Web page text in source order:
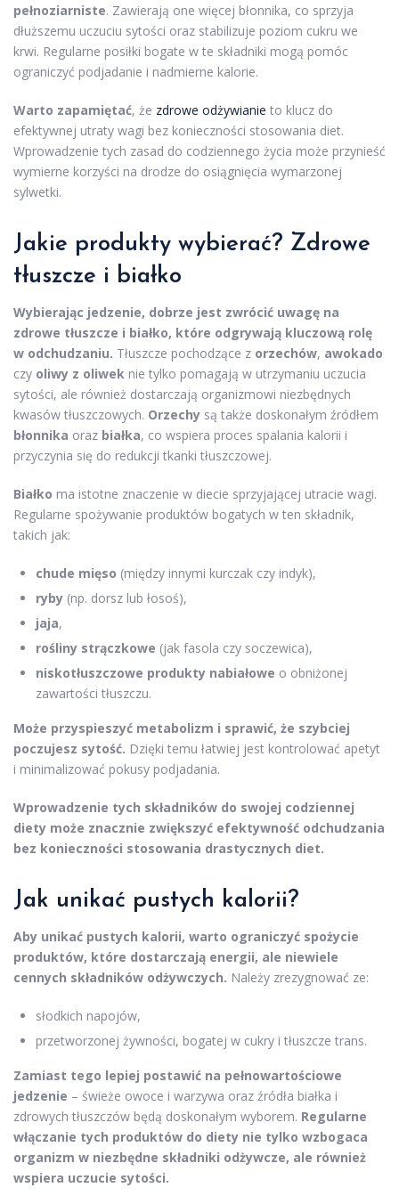
pełnoziarniste. Zawierają one więcej błonnika, co sprzyja
dłuższemu uczuciu sytości oraz stabilizuje poziom cukru we
krwi. Regularne posiłki bogate w te składniki mogą pomóc
ograniczyć podjadanie i nadmierne kalorie.
Warto zapamiętać, że zdrowe odżywianie to klucz do
efektywnej utraty wagi bez konieczności stosowania diet.
Wprowadzenie tych zasad do codziennego życia może przynieść
wymierne korzyści na drodze do osiągnięcia wymarzonej
sylwetki.
Jakie produkty wybierać? Zdrowe
tłuszcze i białko
Wybierając jedzenie, dobrze jest zwrócić uwagę na
zdrowe tłuszcze i białko, które odgrywają kluczową rolę
w odchudzaniu. Tłuszcze pochodzące z orzechów, awokado
czy oliwy z oliwek nie tylko pomagają w utrzymaniu uczucia
sytości, ale również dostarczają organizmowi niezbędnych
kwasów tłuszczowych. Orzechy są także doskonałym źródłem
błonnika oraz białka, co wspiera proces spalania kalorii i
przyczynia się do redukcji tkanki tłuszczowej.
Białko ma istotne znaczenie w diecie sprzyjającej utracie wagi.
Regularne spożywanie produktów bogatych w ten składnik,
takich jak:
chude mięso (między innymi kurczak czy indyk),
ryby (np. dorsz lub łosoś),
jaja,
rośliny strączkowe (jak fasola czy soczewica),
niskotłuszczowe produkty nabiałowe o obniżonej
zawartości tłuszczu.
Może przyspieszyć metabolizm i sprawić, że szybciej
poczujesz sytość. Dzięki temu łatwiej jest kontrolować apetyt
i minimalizować pokusy podjadania.
Wprowadzenie tych składników do swojej codziennej
diety może znacznie zwiększyć efektywność odchudzania
bez konieczności stosowania drastycznych diet.
Jak unikać pustych kalorii?
Aby unikać pustych kalorii, warto ograniczyć spożycie
produktów, które dostarczają energii, ale niewiele
cennych składników odżywczych. Należy zrezygnować ze:
słodkich napojów,
przetworzonej żywności, bogatej w cukry i tłuszcze trans.
Zamiast tego lepiej postawić na pełnowartościowe
jedzenie – świeże owoce i warzywa oraz źródła białka i
zdrowych tłuszczów będą doskonałym wyborem. Regularne
włączanie tych produktów do diety nie tylko wzbogaca
organizm w niezbędne składniki odżywcze, ale również
wspiera uczucie sytości.